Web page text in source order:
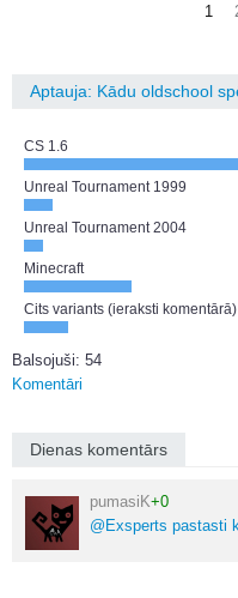
1
Aptauja: Kādu oldschool
CS 1.6
Unreal Tournament 1999
Unreal Tournament 2004
Minecraft
Cits variants (ieraksti komentārā)
Balsojuši: 54
Komentāri
Dienas komentārs
pumasiK+0
@Exsperts pastasti